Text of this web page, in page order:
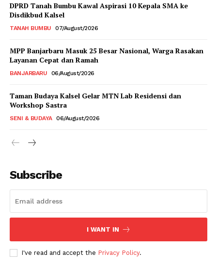
DPRD Tanah Bumbu Kawal Aspirasi 10 Kepala SMA ke
Disdikbud Kalsel
TANAH BUMBU 07/August/2026
MPP Banjarbaru Masuk 25 Besar Nasional, Warga Rasakan
Layanan Cepat dan Ramah
BANJARBARU 06/August/2026
Taman Budaya Kalsel Gelar MTN Lab Residensi dan
Workshop Sastra
SENI & BUDAYA 06/August/2026
Subscribe
I WANT IN
I've read and accept the Privacy Policy.